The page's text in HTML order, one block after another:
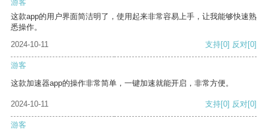
游客
这款app的用户界面简洁明了，使用起来非常容易上手，让我能够快速熟
悉操作。
2024-10-11
支持[0] 反对[0]
游客
这款加速器app的操作非常简单，一键加速就能开启，非常方便。
2024-10-11 支持[0] 反对[0]
游客